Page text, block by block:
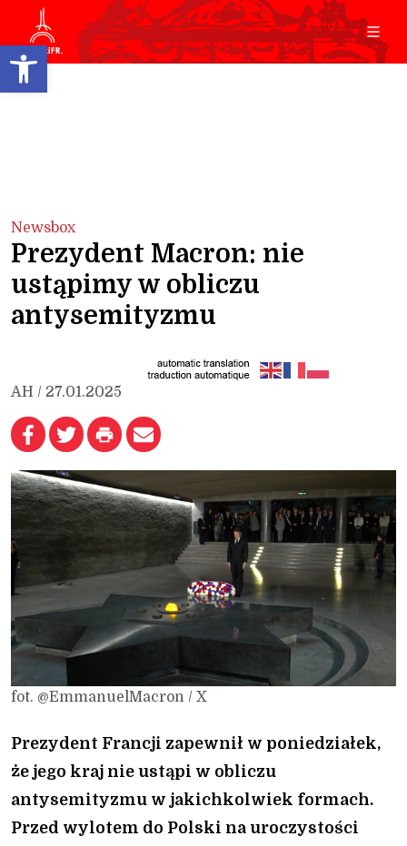
Open toolbar
Newsbox
Prezydent Macron: nie
ustąpimy w obliczu
antysemityzmu
AH / 27.01.2025
fot. @EmmanuelMacron / X
Prezydent Francji zapewnił w poniedziałek,
że jego kraj nie ustąpi w obliczu
antysemityzmu w jakichkolwiek formach.
Przed wylotem do Polski na uroczystości